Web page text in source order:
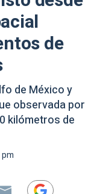
de
de México y
observada por
kilómetros de